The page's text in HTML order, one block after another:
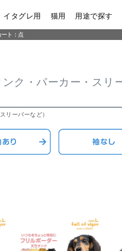
イタグレ用 猫用 用途で探す
ート： 点
ク・パーカー・スリ
リーパーなど）